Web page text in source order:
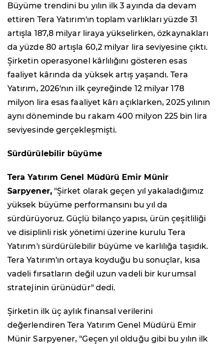
Büyüme trendini bu yılın ilk 3 ayında da devam
ettiren Tera Yatırım'ın toplam varlıkları yüzde 31
artışla 187,8 milyar liraya yükselirken, özkaynakları
da yüzde 80 artışla 60,2 milyar lira seviyesine çıktı.
Şirketin operasyonel kârlılığını gösteren esas
faaliyet kârında da yüksek artış yaşandı. Tera
Yatırım, 2026'nın ilk çeyreğinde 12 milyar 178
milyon lira esas faaliyet kârı açıklarken, 2025 yılının
aynı döneminde bu rakam 400 milyon 225 bin lira
seviyesinde gerçekleşmişti.
Sürdürülebilir büyüme
Tera Yatırım Genel Müdürü Emir Münir
Sarpyener,"Şirket olarak geçen yıl yakaladığımız
yüksek büyüme performansını bu yıl da
sürdürüyoruz. Güçlü bilanço yapısı, ürün çeşitliliği
ve disiplinli risk yönetimi üzerine kurulu Tera
Yatırım'ı sürdürülebilir büyüme ve karlılığa taşıdık.
Tera Yatırım'ın ortaya koyduğu bu sonuçlar, kısa
vadeli fırsatların değil uzun vadeli bir kurumsal
stratejinin ürünüdür" dedi.
Şirketin ilk üç aylık finansal verilerini
değerlendiren Tera Yatırım Genel Müdürü Emir
Münir Sarpyener, "Geçen yıl olduğu gibi bu yılın ilk